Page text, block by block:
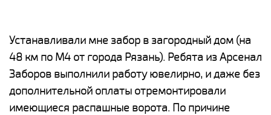
Устанавливали мне забор в загородный дом (на
48 км по М4 от города Рязань). Ребята из Арсенал
Заборов выполнили работу ювелирно, и даже без
дополнительной оплаты отремонтировали
имеющиеся распашные ворота. По причине